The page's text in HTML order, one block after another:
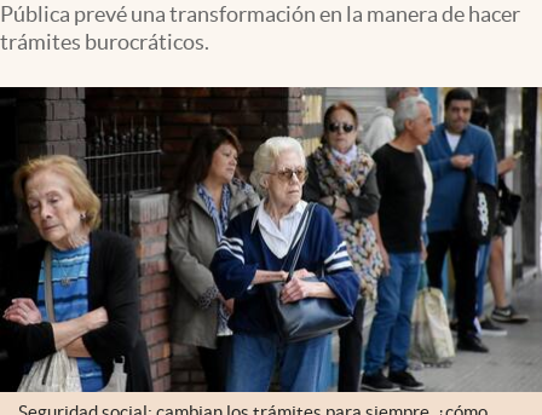
Pública prevé una transformación en la manera de hacer
trámites burocráticos.